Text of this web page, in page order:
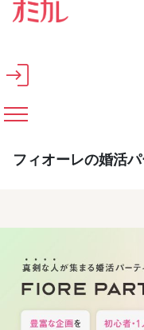
メインコンテンツへスキップ
フィオーレの婚活